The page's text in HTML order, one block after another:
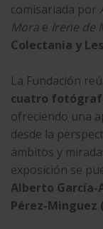
comisariada por
Mora e Irene de
Colectania y
La Fundación
cuatro
ofreciendo una
desde la
ámbitos y
exposición se
Alberto García-
Pérez-Minguez